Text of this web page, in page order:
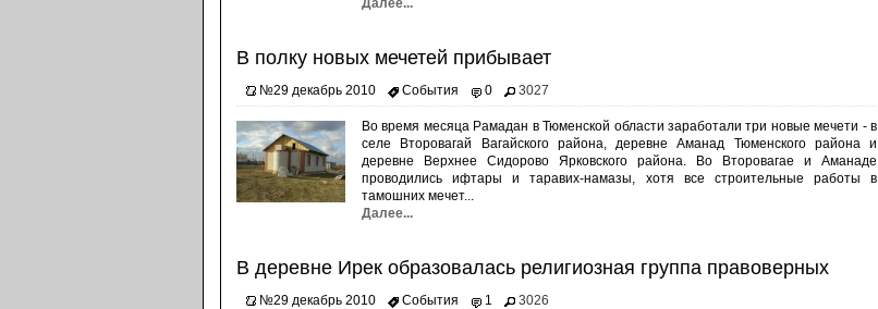
Далее...
В полку новых мечетей прибывает
№29 декабрь 2010 События 0 3027
Во время месяца Рамадан в Тюменской области заработали три новые мечети - в
селе Второвагай Вагайского района, деревне Аманад Тюменского района и
деревне Верхнее Сидорово Ярковского района. Во Второвагае и Аманаде
проводились ифтары и таравих-намазы, хотя все строительные работы в
тамошних мечет...
Далее...
В деревне Ирек образовалась религиозная группа правоверных
№29 декабрь 2010 События 1 3026